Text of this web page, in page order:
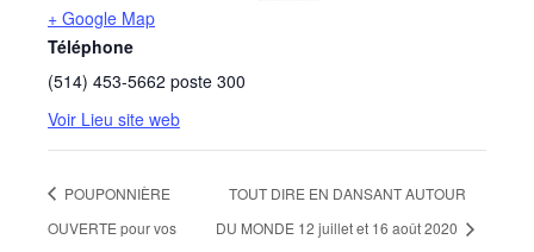
+ Google Map
Téléphone
(514) 453-5662 poste 300
Voir Lieu site web
POUPONNIÈRE
OUVERTE pour vos
TOUT DIRE EN DANSANT AUTOUR
DU MONDE 12 juillet et 16 août 2020